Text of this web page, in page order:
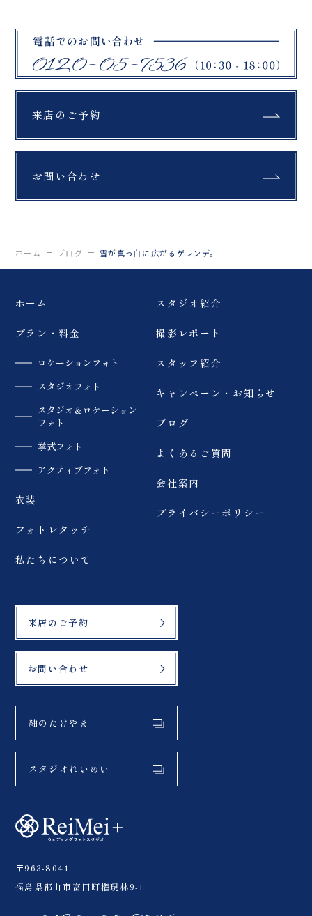
﹌﹌﹌﹌﹌﹌﹌﹌﹌ Life
is fantastic 最高の人生
グフォトスタジオ
「ReiMei+」 場所:福島
県郡山市富田町権現林9-
05-7536
予約・ご見学、受付中で
す！
……………………… #
プレ花嫁 #プレ花婿 #
トスタジオ郡山 #オリエ
ンタル和装 #フォトウェ
#weddingphoto #結婚
フォト #dressy花嫁 #
プラコレ #アーチ花嫁
フィールブック #結婚式
「ReiMei+」 場所:福島
1 問い合わせ番号:0120-
05-7536
す！
……………………… #
振袖ドレス #ブライダル
#振袖 #2025秋婚 #フォ
ディング #和装ブライダ
#weddingphoto #結婚
式前撮り #ウェディング
プラコレ #アーチ花嫁
#振袖ヘアメイク #プロ
来店のご予約
お問い合わせ
ホーム ブログ 雪が真っ白に広がるゲレンデ。
〒963-8041
福島県郡山市富田町権現林9-1
ホーム
プラン・料金
ロケーションフォト
スタジオフォト
スタジオ＆ロケーション
フォト
挙式フォト
アクティブフォト
衣装
フォトレタッチ
私たちについて
スタジオ紹介
撮影レポート
スタッフ紹介
キャンペーン・お知らせ
ブログ
よくあるご質問
会社案内
プライバシーポリシー
来店のご予約
お問い合わせ
紬のたけやま
スタジオれいめい